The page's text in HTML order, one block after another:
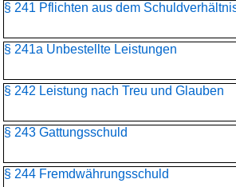
§ 241 Pflichten aus dem
§ 241a Unbestellte Leistungen
§ 242 Leistung nach Treu und Glauben
§ 243 Gattungsschuld
§ 244 Fremdwährungsschuld